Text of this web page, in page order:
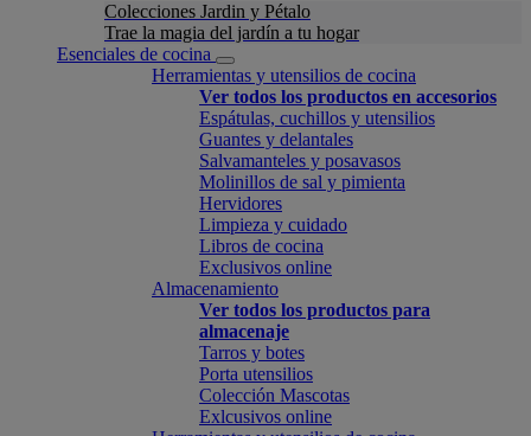
Colecciones Jardin y Pétalo
Trae la magia del jardín a tu hogar
Esenciales de cocina
Herramientas y utensilios de cocina
Ver todos los productos en accesorios
Espátulas, cuchillos y utensilios
Guantes y delantales
Salvamanteles y posavasos
Molinillos de sal y pimienta
Hervidores
Limpieza y cuidado
Libros de cocina
Exclusivos online
Almacenamiento
Ver todos los productos para
almacenaje
Tarros y botes
Porta utensilios
Colección Mascotas
Exlcusivos online